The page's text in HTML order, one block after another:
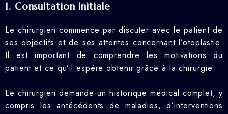
1. Consultation initiale
Le chirurgien commence par discuter avec le patient de
ses objectifs et de ses attentes concernant l’otoplastie.
Il est important de comprendre les motivations du
patient et ce qu’il espère obtenir grâce à la chirurgie.
Le chirurgien demande un historique médical complet, y
compris les antécédents de maladies, d’interventions